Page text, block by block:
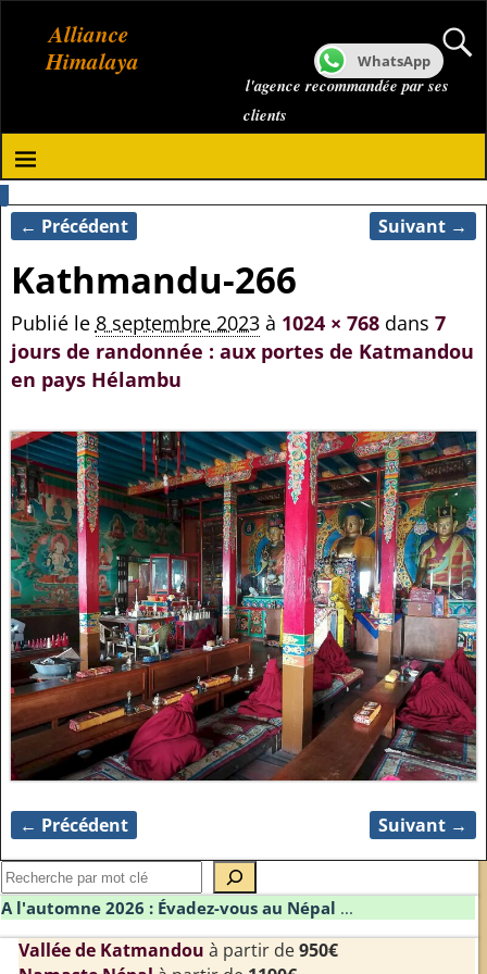
Alliance
Himalaya
l'agence recommandée par ses
clients
Navigation des images
← Précédent Suivant →
Kathmandu-266
Publié le 8 septembre 2023à 1024 × 768dans 7
jours de randonnée : aux portes de Katmandou
en pays Hélambu
Navigation des images
← Précédent Suivant →
A l'automne 2026 : Évadez-vous au Népal ...
Vallée de Katmandou à partir de950€
WhatsApp